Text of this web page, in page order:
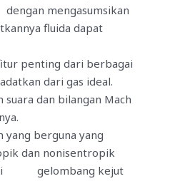
mengasumsikan
fluida dapat
penting dari berbagai
dari gas ideal.
dan bilangan Mach
yang berguna yang
dan nonisentropik
gelombang kejut